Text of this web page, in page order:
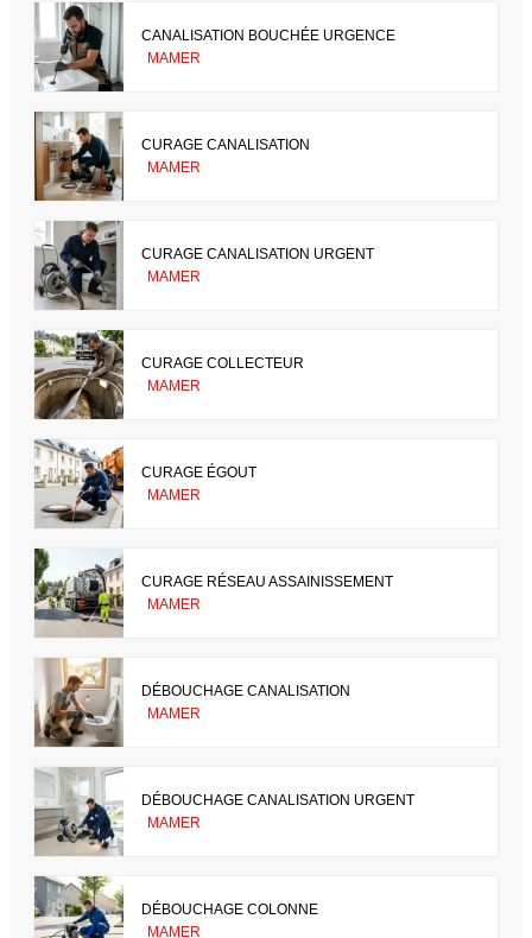
CANALISATION BOUCHÉE URGENCE
MAMER
CURAGE CANALISATION
MAMER
CURAGE CANALISATION URGENT
MAMER
CURAGE COLLECTEUR
MAMER
CURAGE ÉGOUT
MAMER
CURAGE RÉSEAU ASSAINISSEMENT
MAMER
DÉBOUCHAGE CANALISATION
MAMER
DÉBOUCHAGE CANALISATION URGENT
MAMER
DÉBOUCHAGE COLONNE
MAMER